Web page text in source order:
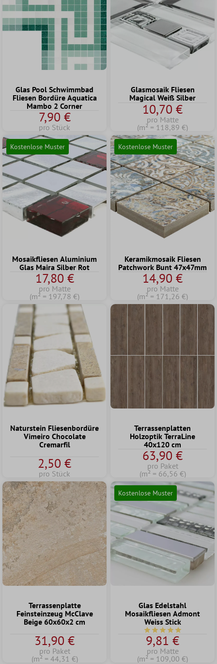
Glas Pool Schwimmbad
Fliesen Bordüre Aquatica
Mambo 2 Corner
7,90 €
pro Stück
Glasmosaik Fliesen
Magical Weiß Silber
10,70 €
pro Matte
(m² = 118,89 €)
Kostenlose Muster
Mosaikfliesen Aluminium
Glas Maira Silber Rot
17,80 €
pro Matte
(m² = 197,78 €)
Kostenlose Muster
Keramikmosaik Fliesen
Patchwork Bunt 47x47mm
14,90 €
pro Matte
(m² = 171,26 €)
Naturstein Fliesenbordüre
Vimeiro Chocolate
Cremarfil
2,50 €
pro Stück
Terrassenplatten
Holzoptik TerraLine
40x120 cm
63,90 €
pro Paket
(m² = 66,56 €)
Terrassenplatte
Feinsteinzeug McClave
Beige 60x60x2 cm
31,90 €
pro Paket
(m² = 44,31 €)
Kostenlose Muster
Glas Edelstahl
Mosaikfliesen Admont
Weiss Stick
Durchschnittliche
9,81 €
pro Matte
(m² = 109,00 €)